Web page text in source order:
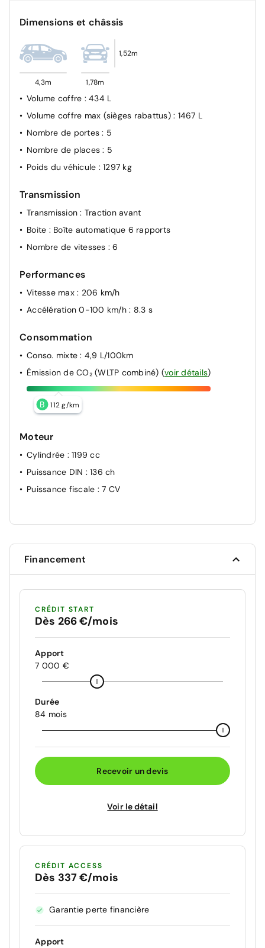
Dimensions et châssis
4,3m 1,78m
1,52m
Volume coffre : 434 L
Volume coffre max (sièges rabattus) : 1467 L
Nombre de portes: 5
Nombre de places: 5
Poids du véhicule : 1297 kg
Transmission
Transmission: Traction avant
Boite : Boîte automatique 6 rapports
Nombre de vitesses : 6
Performances
Vitesse max : 206 km/h
Accélération 0-100 km/h : 8.3 s
Consommation
Conso. mixte: 4,9 L/100km
Émission de CO₂ (WLTP combiné) (voir détails)
B 112 g/km
Moteur
Cylindrée : 1199 cc
Puissance DIN : 136 ch
Puissance fiscale : 7 CV
Financement
CRÉDIT START
Dès 266 €/mois
Apport
7 000 €
Durée
84 mois
Recevoir un devis
Voir le détail
CRÉDIT ACCESS
Dès 337 €/mois
Garantie perte financière
Apport